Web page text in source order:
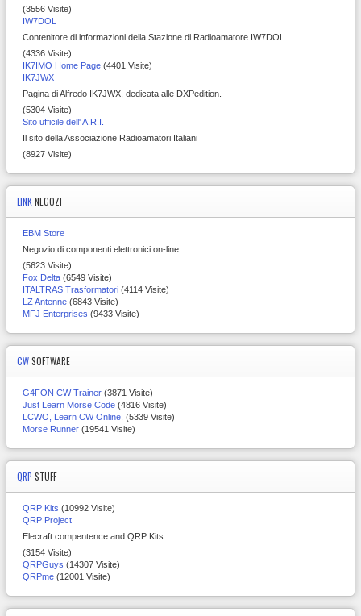
(3556 Visite)
IW7DOL
Contenitore di informazioni della Stazione di Radioamatore IW7DOL.
(4336 Visite)
IK7IMO Home Page (4401 Visite)
IK7JWX
Pagina di Alfredo IK7JWX, dedicata alle DXPedition.
(5304 Visite)
Sito ufficile dell' A.R.I.
Il sito della Associazione Radioamatori Italiani
(8927 Visite)
LINK NEGOZI
EBM Store
Negozio di componenti elettronici on-line.
(5623 Visite)
Fox Delta (6549 Visite)
ITALTRAS Trasformatori (4114 Visite)
LZ Antenne (6843 Visite)
MFJ Enterprises (9433 Visite)
CWSOFTWARE
G4FON CW Trainer (3871 Visite)
Just Learn Morse Code (4816 Visite)
LCWO, Learn CW Online. (5339 Visite)
Morse Runner (19541 Visite)
QRP STUFF
QRP Kits (10992 Visite)
QRP Project
Elecraft compentence and QRP Kits
(3154 Visite)
QRPGuys (14307 Visite)
QRPme (12001 Visite)